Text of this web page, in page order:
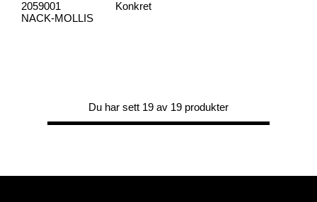
NACK-MOLLIS
Konkret
2059001
Du har sett 19 av 19 produkter